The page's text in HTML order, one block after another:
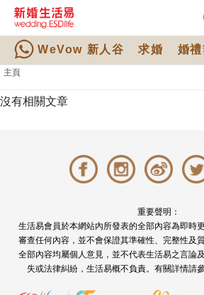
WeVow 新人谷 求婚 婚
主頁
沒有相關文章
重要聲明：
生活易會員於本網站內所發表的全部內容為即時
審查任何內容，並不會保證其準確性、完整性及
全部內容均屬個人意見，並不代表生活易之言論
失或法律糾紛，生活易概不負責。有關詳情請